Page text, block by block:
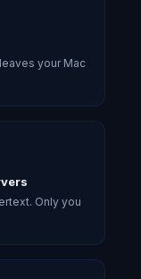
your Mac
Only you